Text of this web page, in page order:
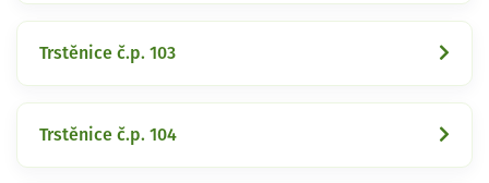
Trstěnice č.p. 103
Trstěnice č.p. 104